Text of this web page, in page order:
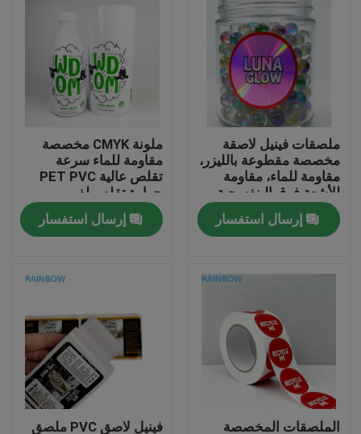
المنتجات
حولنا
اتصل بنا
أخبار
القضايا
اطلب اقتباس
الحقائب البلاستيكية التعبئة والتغليف
تغليف كيس الوجبات الخفيفة
صنبور الحقيبة التعبئة والتغليف
ملصقات فينيل لاصقة
مخصصة مقطوعة بالليزر،
مقاومة للماء، مقاومة
للأشعة فوق البنفسجية،
صديقة للبيئة، غير لامعة،
هولوغرافية، للباركود،
للحرف والصناعة
إرسال استفسار
ملونة CMYK مخصصة
مقاومة للماء سرعة
تقلص عالية PET PVC
حرارة تقلص لف
الملصقات للزجاجات
إرسال استفسار
الملصقات المخصصة فينيل لاصق PVC ملصق